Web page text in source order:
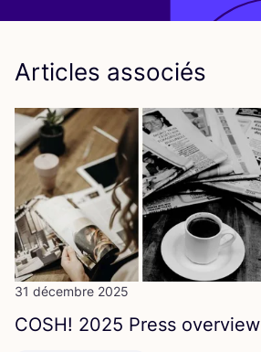
Articles associés
31 décembre 2025
COSH! 2025 Press overview